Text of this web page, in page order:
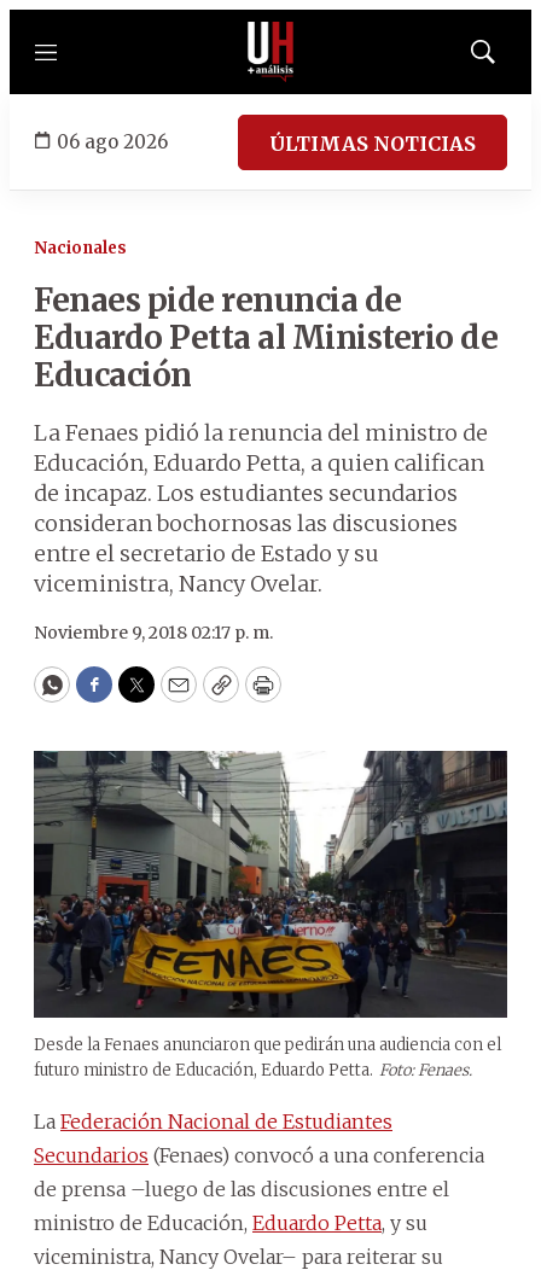
Menú
Mostrar
06 ago 2026 ÚLTIMAS NOTICIAS
Nacionales
Fenaes pide renuncia de
Eduardo Petta al Ministerio de
Educación
La Fenaes pidió la renuncia del ministro de
Educación, Eduardo Petta, a quien califican
de incapaz. Los estudiantes secundarios
consideran bochornosas las discusiones
entre el secretario de Estado y su
viceministra, Nancy Ovelar.
Noviembre 9, 2018 02:17 p. m.
WhatsApp
Facebook
Twitter
EmailCopyPrint
Desde la Fenaes anunciaron que pedirán una audiencia con el
futuro ministro de Educación, Eduardo Petta. Foto: Fenaes.
La Federación Nacional de Estudiantes
Secundarios (Fenaes) convocó a una conferencia
de prensa –luego de las discusiones entre el
ministro de Educación, Eduardo Petta, y su
viceministra, Nancy Ovelar– para reiterar su